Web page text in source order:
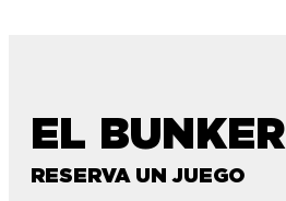
EL BUNKER
RESERVA UN JUEGO